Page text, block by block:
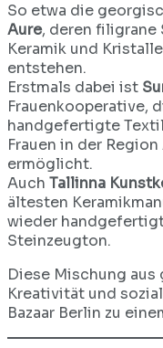
So etwa die
Aure, deren filigrane
Keramik und
entstehen.
Erstmals dabei ist
Frauenkooperative,
handgefertigte
Frauen in der
ermöglicht.
Auch Tallinna
ältesten
wieder
Steinzeugton.
Diese Mischung
Kreativität und
Bazaar Berlin zu